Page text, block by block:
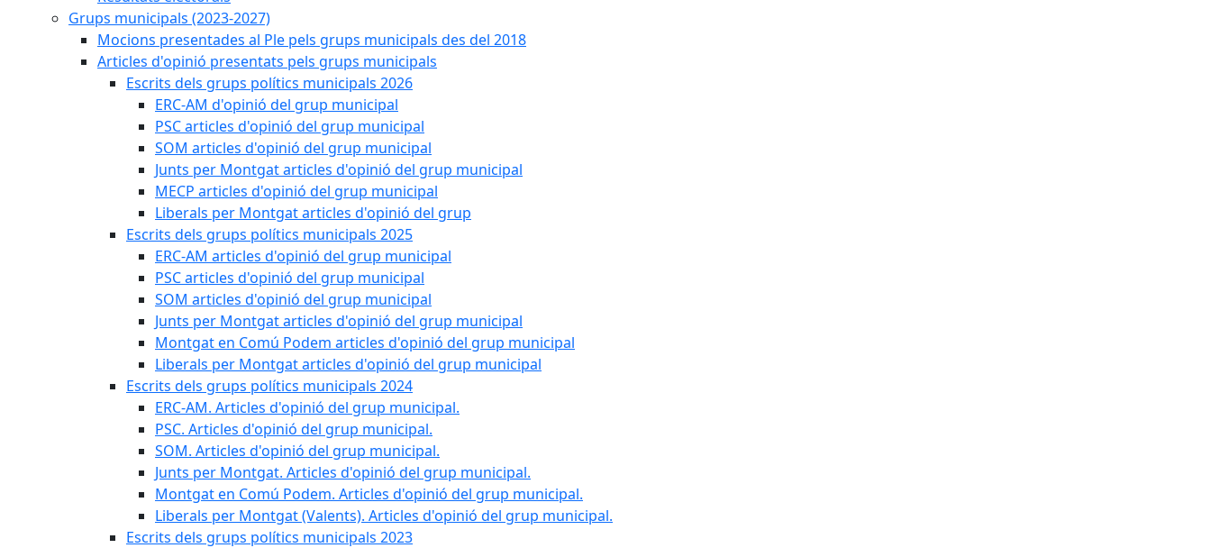
Grups municipals (2023-2027)
Mocions presentades al Ple pels grups municipals des del 2018
Articles d'opinió presentats pels grups municipals
Escrits dels grups polítics municipals 2026
ERC-AM d'opinió del grup municipal
PSC articles d'opinió del grup municipal
SOM articles d'opinió del grup municipal
Junts per Montgat articles d'opinió del grup municipal
MECP articles d'opinió del grup municipal
Liberals per Montgat articles d'opinió del grup
Escrits dels grups polítics municipals 2025
ERC-AM articles d'opinió del grup municipal
PSC articles d'opinió del grup municipal
SOM articles d'opinió del grup municipal
Junts per Montgat articles d'opinió del grup municipal
Montgat en Comú Podem articles d'opinió del grup municipal
Liberals per Montgat articles d'opinió del grup municipal
Escrits dels grups polítics municipals 2024
ERC-AM. Articles d'opinió del grup municipal.
PSC. Articles d'opinió del grup municipal.
SOM. Articles d'opinió del grup municipal.
Junts per Montgat. Articles d'opinió del grup municipal.
Montgat en Comú Podem. Articles d'opinió del grup municipal.
Liberals per Montgat (Valents). Articles d'opinió del grup municipal.
Escrits dels grups polítics municipals 2023